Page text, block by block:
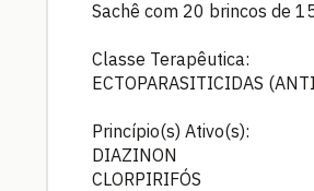
Sachê com 20 brincos de
Classe Terapêutica:
ECTOPARASITICIDAS
Princípio(s) Ativo(s):
DIAZINON
CLORPIRIFÓS